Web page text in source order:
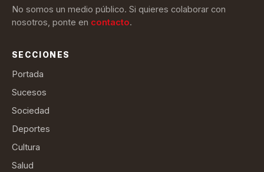
No somos un medio público. Si quieres colaborar con
nosotros, ponte en contacto.
SECCIONES
Portada
Sucesos
Sociedad
Deportes
Cultura
Salud